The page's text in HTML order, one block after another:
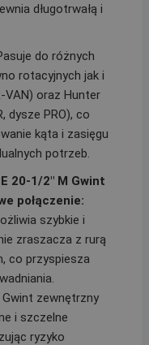
długotrwałą i
do różnych
rotacyjnych jak i
VAN) oraz Hunter
dysze PRO), co
kąta i zasięgu
potrzeb.
20-1/2″ M Gwint
połączenie:
szybkie i
zraszacza z rurą
co przyspiesza
Gwint zewnętrzny
i szczelne
ryzyko